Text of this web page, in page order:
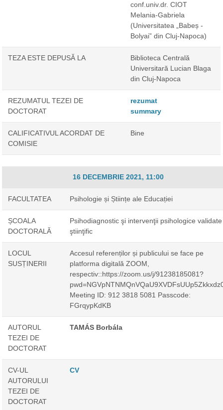
conf.univ.dr. CIOT
Melania-Gabriela
(Universitatea „Babeș -
Bolyai” din Cluj-Napoca)
TEZA ESTE DEPUSĂ LA
Biblioteca Centrală
Universitară Lucian Blaga
din Cluj-Napoca
REZUMATUL TEZEI DE
DOCTORAT
rezumat
summary
CALIFICATIVUL ACORDAT DE
COMISIE
Bine
16 DECEMBRIE 2021, 11:00
FACULTATEA Psihologie și Științe ale Educației
ȘCOALA
DOCTORALĂ
Psihodiagnostic şi intervenţii psihologice validate
ştiinţific
LOCUL
SUSȚINERII
Accesul referenților și publicului se face pe
platforma digitală ZOOM,
respectiv::https://zoom.us/j/91238185081?
Meeting ID: 912 3818 5081 Passcode:
FGrqypKdKB
AUTORUL
TEZEI DE
DOCTORAT
TAMÁS Borbála
CV-UL
AUTORULUI
TEZEI DE
DOCTORAT
CV